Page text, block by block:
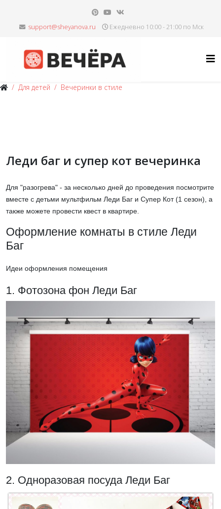
Ежедневно 10:00 - 21:00 по Мск
Для детей Вечеринки в стиле
Леди баг и супер кот вечеринка
Для "разогрева" - за несколько дней до проведения посмотрите
вместе с детьми мультфильм Леди Баг и Супер Кот (1 сезон), а
также можете провести квест в квартире.
Оформление комнаты в стиле Леди
Баг
Идеи оформления помещения
1. Фотозона фон Леди Баг
2. Одноразовая посуда Леди Баг